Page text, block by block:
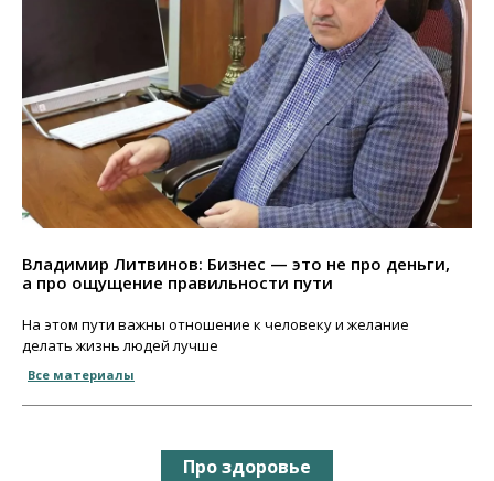
Владимир Литвинов: Бизнес — это не про деньги,
а про ощущение правильности пути
На этом пути важны отношение к человеку и желание
делать жизнь людей лучше
Все материалы
Про здоровье